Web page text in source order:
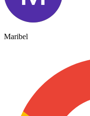
Maribel